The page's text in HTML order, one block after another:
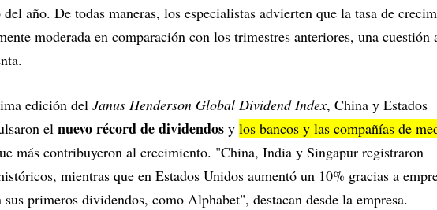
del año. De todas maneras, los especialistas advierten que la tasa de
moderada en comparación con los trimestres anteriores, una cuestión
edición del Janus Henderson Global Dividend Index, China y Estados
el nuevo récord de dividendos y los bancos y las compañías de
más contribuyeron al crecimiento. "China, India y Singapur registraron
mientras que en Estados Unidos aumentó un 10% gracias a
sus primeros dividendos, como Alphabet", destacan desde la empresa.